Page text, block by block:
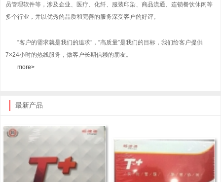
员管理软件等，涉及企业、医疗、化纤、服装印染、商品流通、连锁餐饮休闲等
多个行业，并以优秀的品质和完善的服务深受客户的好评。
“客户的需求就是我们的追求”，“高质量”是我们的目标，我们给客户提供
7×24小时的热线服务，做客户长期信赖的朋友。
more>
最新产品